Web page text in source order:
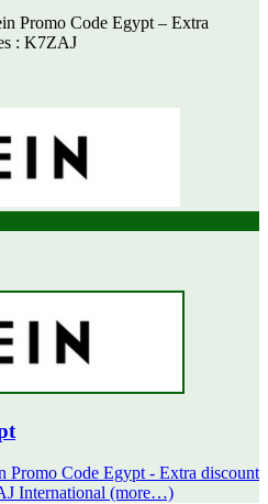
Promo Code Egypt – Extra
: K7ZAJ
Promo Code Egypt - Extra discount
International (more…)